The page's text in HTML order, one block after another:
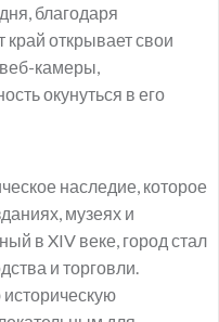
благодаря
открывает свои
камеры,
окунуться в его
наследие, которое
музеях и
в XIV веке, город стал
и торговли.